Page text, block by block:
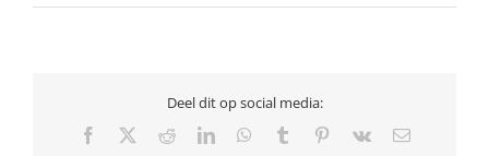
Deel dit op social media:
Facebook RedditLinkedInWhatsApp
Tumblr Pinterest
Vk
E-